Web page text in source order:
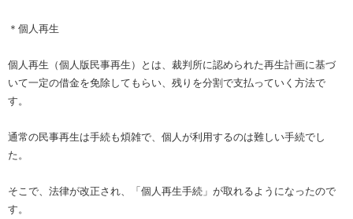
＊個人再生
個人再生（個人版民事再生）とは、裁判所に認められた再生計画に基づ
いて一定の借金を免除してもらい、残りを分割で支払っていく方法で
す。
通常の民事再生は手続も煩雑で、個人が利用するのは難しい手続でし
た。
そこで、法律が改正され、「個人再生手続」が取れるようになったので
す。